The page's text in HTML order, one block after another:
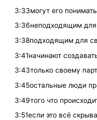
3:33могут его
3:36неподходящим для
3:38подходящим для
3:41начинают
3:43только своему
3:45остальные люди
3:49того что
3:51если это всё